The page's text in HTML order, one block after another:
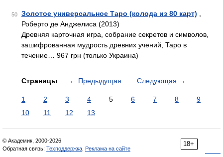
50 Золотое универсальное Таро (колода из 80 карт)
Роберто де Анджелиса (2013)
Древняя карточная игра, собрание секретов и символов,
зашифрованная мудрость древних учений, Таро в
течение… 967 грн (только Украина)
Страницы ← Предыдущая Следующая →
1 2 3 4 5 6 7 8
9
10
11 12 13
18+
© Академик, 2000-2026
Обратная связь: Техподдержка Реклама на сайте